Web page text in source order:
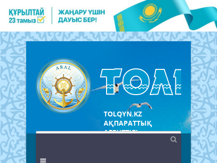
TOLQYN.KZ
АҚПАРАТТЫҚ
АГЕНТТІГІ